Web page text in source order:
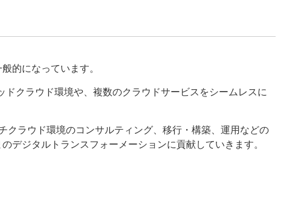
的になっています。
クラウド環境や、複数のクラウドサービスをシームレスに
クラウド環境のコンサルティング、移行・構築、運用などの
デジタルトランスフォーメーションに貢献していきます。